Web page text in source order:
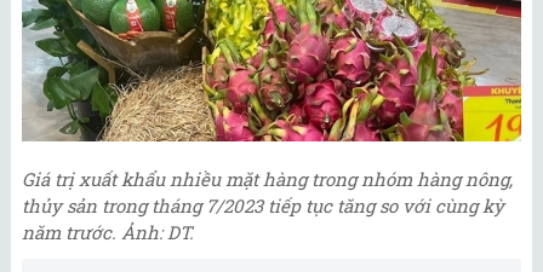
Giá trị xuất khẩu nhiều mặt hàng trong nhóm hàng nông,
thủy sản trong tháng 7/2023 tiếp tục tăng so với cùng kỳ
năm trước. Ảnh: DT.